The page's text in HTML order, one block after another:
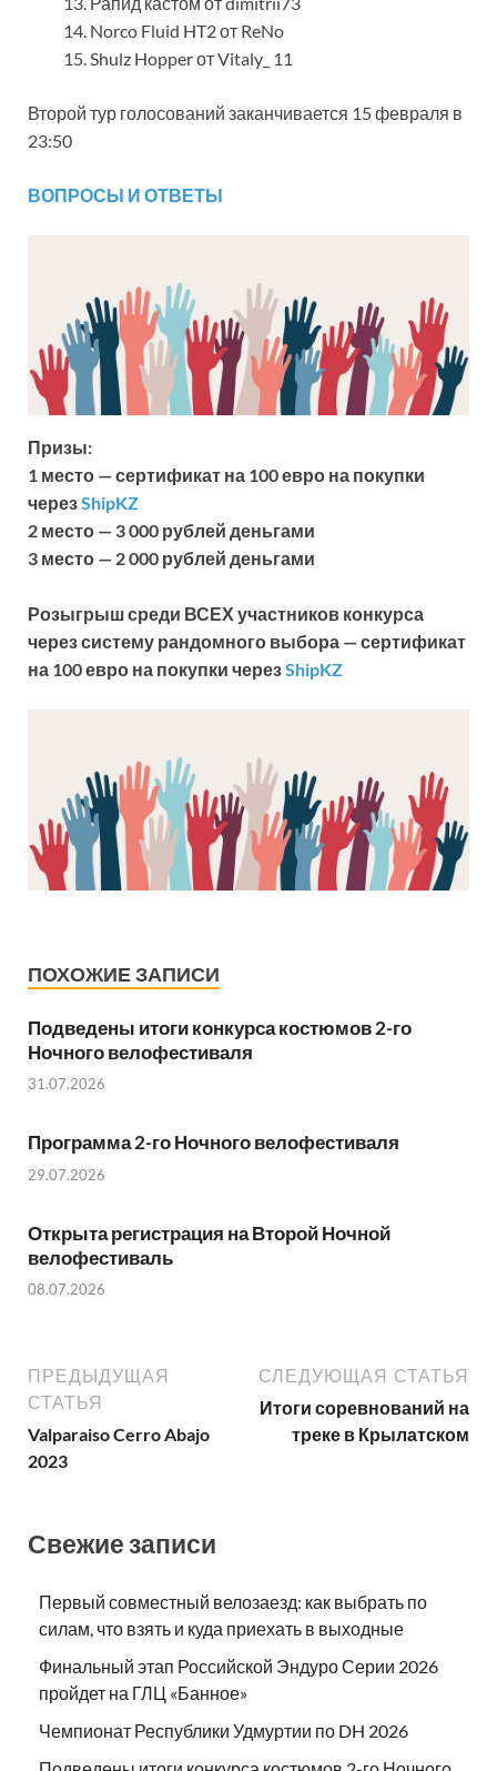
Norco Fluid HT2 от ReNo
Shulz Hopper от Vitaly_ 11
Второй тур голосований заканчивается 15 февраля в
23:50
ВОПРОСЫ И ОТВЕТЫ
Призы:
1 место — сертификат на 100 евро на покупки
черезShipKZ
2 место — 3 000 рублей деньгами
3 место — 2 000 рублей деньгами
Розыгрыш среди ВСЕХ участников конкурса
через систему рандомного выбора — сертификат
на 100 евро на покупки черезShipKZ
ПОХОЖИЕ ЗАПИСИ
Подведены итоги конкурса костюмов 2-го
Ночного велофестиваля
31.07.2026
Программа 2-го Ночного велофестиваля
29.07.2026
Открыта регистрация на Второй Ночной
велофестиваль
08.07.2026
ПРЕДЫДУЩАЯ
СТАТЬЯ
Valparaiso Cerro Abajo
2023
СЛЕДУЮЩАЯ СТАТЬЯ
Итоги соревнований на
треке в Крылатском
Свежие записи
Первый совместный велозаезд: как выбрать по
силам, что взять и куда приехать в выходные
Финальный этап Российской Эндуро Серии 2026
пройдет на ГЛЦ «Банное»
Чемпионат Республики Удмуртии по DH 2026